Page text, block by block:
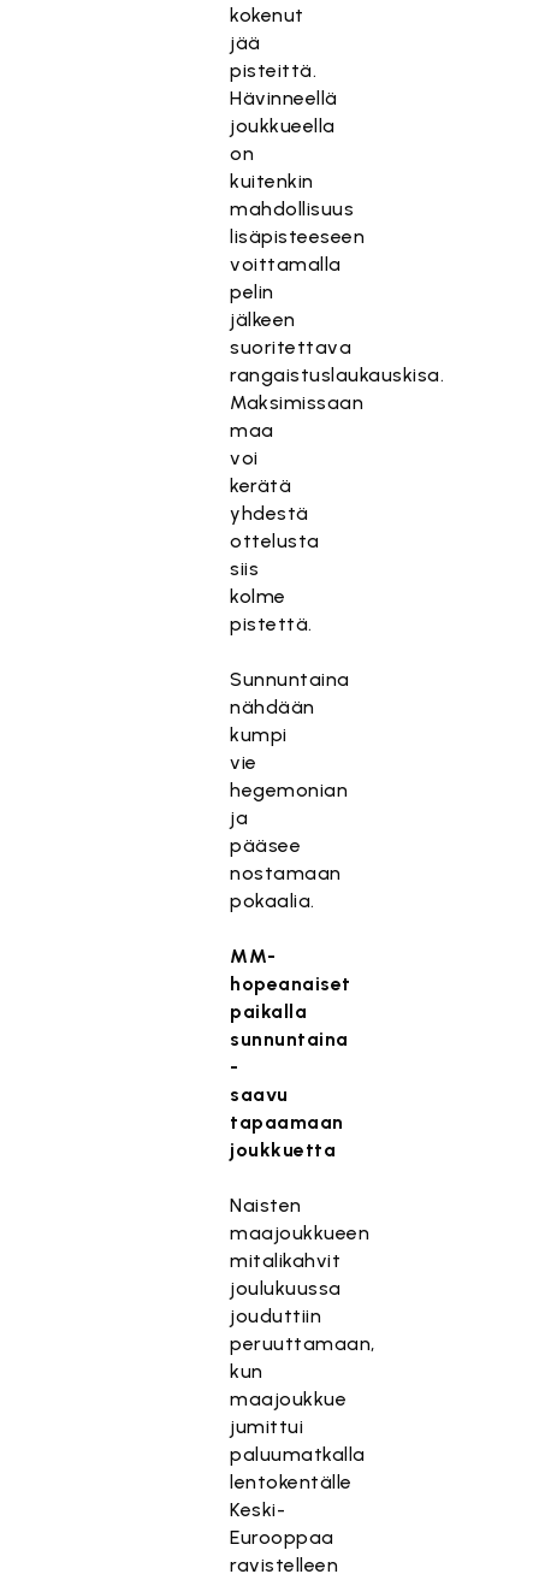
kokenut
jää
pisteittä.
Hävinneellä
joukkueella
on
kuitenkin
mahdollisuus
lisäpisteeseen
voittamalla
pelin
jälkeen
suoritettava
rangaistuslaukauskisa.
Maksimissaan
maa
voi
kerätä
yhdestä
ottelusta
siis
kolme
pistettä.
Sunnuntaina
nähdään
kumpi
vie
hegemonian
ja
pääsee
nostamaan
pokaalia.
MM-
hopeanaiset
paikalla
sunnuntaina
-
saavu
tapaamaan
joukkuetta
Naisten
maajoukkueen
mitalikahvit
joulukuussa
jouduttiin
peruuttamaan,
kun
maajoukkue
jumittui
paluumatkalla
lentokentälle
Keski-
Eurooppaa
ravistelleen